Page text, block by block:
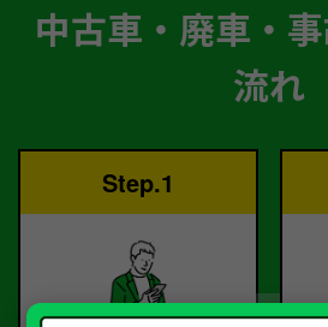
中古車・廃車・
流れ
Step.1